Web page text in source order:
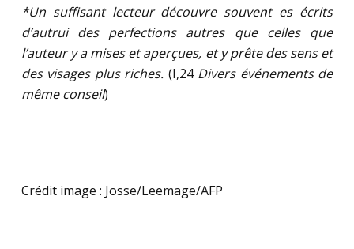
*Un suffisant lecteur découvre souvent es écrits
d’autrui des perfections autres que celles que
l’auteur y a mises et aperçues, et y prête des sens et
des visages plus riches. (I,24 Divers événements de
même conseil)
Crédit image : Josse/Leemage/AFP